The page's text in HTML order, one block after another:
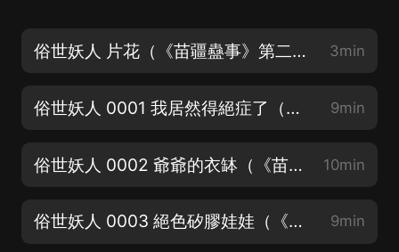
俗世妖人 片花（《苗疆蠱事》第二部已上線！歡迎收聽~） 3min
俗世妖人 0001 我居然得絕症了（《苗疆蠱事》第二部已上線！歡迎收聽~） 9min
俗世妖人 0002 爺爺的衣缽（《苗疆蠱事》第二部已上線！歡迎收聽~） 10min
俗世妖人 0003 絕色矽膠娃娃（《苗疆蠱事》第二部已上線！歡迎收聽~） 9min